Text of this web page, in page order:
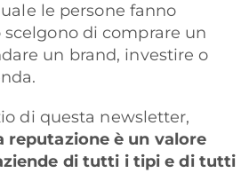
le persone fanno
di comprare un
un brand, investire o
di questa newsletter,
reputazione è un valore
di tutti i tipi e di tutti